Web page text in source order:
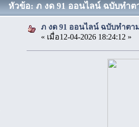
หัวข้อ: ภ งด 91 ออนไลน์ ฉบับทำต
ภ งด 91 ออนไลน์ ฉบับทำตา
« เมื่อ12-04-2026 18:24:12 »